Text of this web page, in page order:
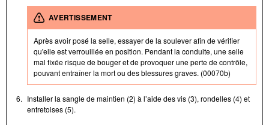
AVERTISSEMENT
Après avoir posé la selle, essayer de la soulever afin de vérifier
qu'elle est verrouillée en position. Pendant la conduite, une selle
mal fixée risque de bouger et de provoquer une perte de contrôle,
pouvant entraîner la mort ou des blessures graves. (00070b)
6. Installer la sangle de maintien (2) à l’aide des vis (3), rondelles (4) et
entretoises (5).